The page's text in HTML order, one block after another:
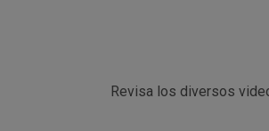
Revisa los diversos